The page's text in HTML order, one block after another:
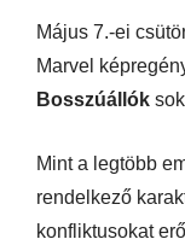
Május 7.-ei
Marvel
Bosszúállók
Mint a legtöbb
rendelkező
konfliktusokat